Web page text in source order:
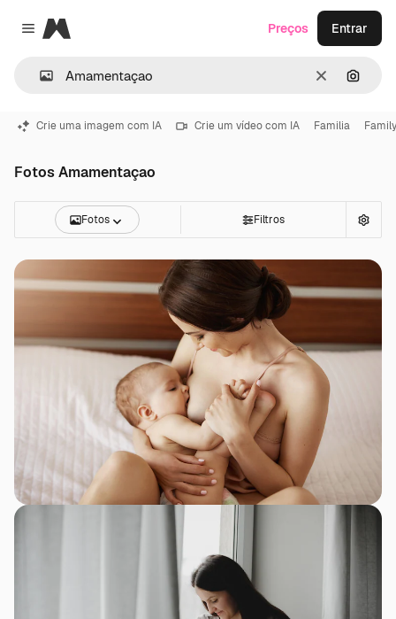
Close menu
Magnific
Limpar
Preços Entrar
Crie uma imagem com IA Crie um vídeo com IA Familia Family
Fotos Amamentaçao
Fotos Filtros